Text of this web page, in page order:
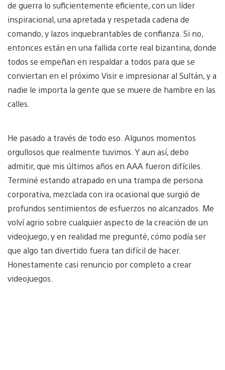
de guerra lo suficientemente eficiente, con un líder
inspiracional, una apretada y respetada cadena de
comando, y lazos inquebrantables de confianza. Si no,
entonces están en una fallida corte real bizantina, donde
todos se empeñan en respaldar a todos para que se
conviertan en el próximo Visir e impresionar al Sultán, y a
nadie le importa la gente que se muere de hambre en las
calles.
He pasado a través de todo eso. Algunos momentos
orgullosos que realmente tuvimos. Y aun así, debo
admitir, que mis últimos años en AAA fueron difíciles.
Terminé estando atrapado en una trampa de persona
corporativa, mezclada con ira ocasional que surgió de
profundos sentimientos de esfuerzos no alcanzados. Me
volví agrio sobre cualquier aspecto de la creación de un
videojuego, y en realidad me pregunté, cómo podía ser
que algo tan divertido fuera tan difícil de hacer.
Honestamente casi renuncio por completo a crear
videojuegos.